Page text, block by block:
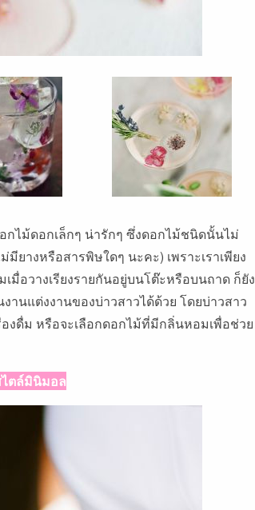
ไม้ดอกเล็กๆ น่ารักๆ ซึ่งดอกไม้ชนิดนั้นไม่
ยางหรือสารพิษใดๆ นะคะ) เพราะเราเพียง
อวางเรียงรายกันอยู่บนโต๊ะหรือบนถาด ก็ยัง
านแต่งงานของบ่าวสาวได้ด้วย โดยบ่าวสาว
องดื่ม หรือจะเลือกดอกไม้ที่มีกลิ่นหอมเพื่อช่วย
ตล์มินิมอล